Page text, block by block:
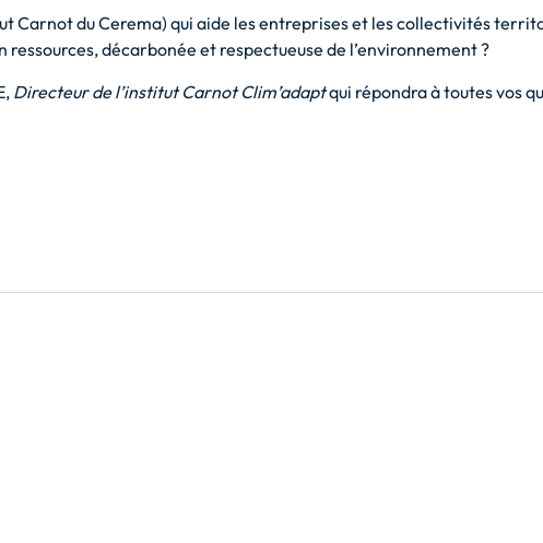
Carnot du Cerema) qui aide les entreprises et les collectivités
décarbonée et respectueuse de l’environnement ?
Directeur de l’institut Carnot Clim’adaptqui répondra à toutes vos